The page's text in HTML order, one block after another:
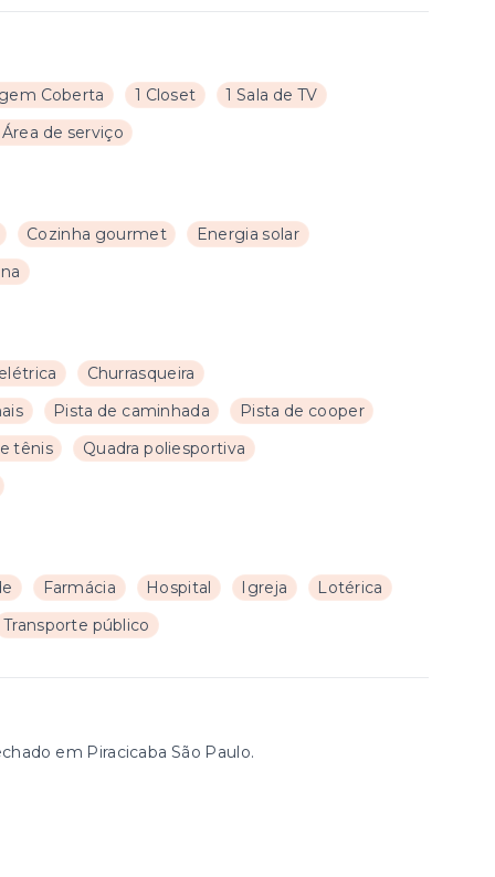
Coberta 1 Closet
1 Sala de TV
Área de serviço
Cozinha gourmet
Energia solar
Churrasqueira
Pista de caminhada
Pista de cooper
tênis
Quadra poliesportiva
Farmácia Hospital Igreja
Lotérica
Transporte público
em Piracicaba São Paulo.